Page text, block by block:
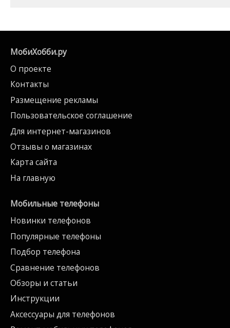
МобиХобби.ру
О проекте
Контакты
Размещение рекламы
Пользовательское соглашение
Для интернет-магазинов
Отзывы о магазинах
Карта сайта
На главную
Мобильные телефоны
Новинки телефонов
Популярные телефоны
Подбор телефона
Сравнение телефонов
Обзоры и статьи
Инструкции
Аксессуары для телефонов